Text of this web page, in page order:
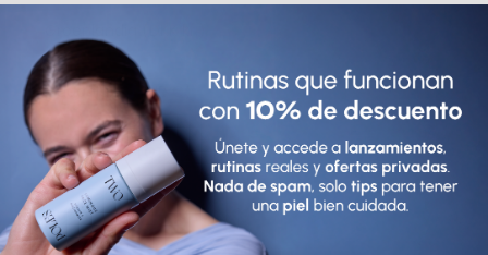
Guadalupe (EUR €)
Guatemala (GTQ Q)
Guayana Francesa (EUR €)